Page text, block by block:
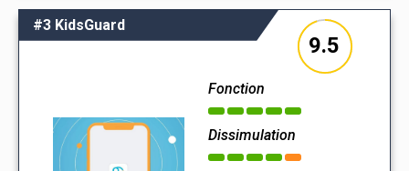
#3 KidsGuard
Fonction
Dissimulation
9.5